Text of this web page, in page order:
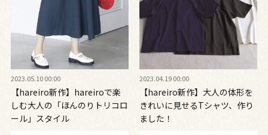
2023.05.10 00:00
【hareiro新作】hareiroで楽
しむ大人の「ほんのりトリコロ
ール」スタイル
2023.04.19 00:00
【hareiro新作】大人の体形を
きれいに見せるTシャツ、作り
ました！